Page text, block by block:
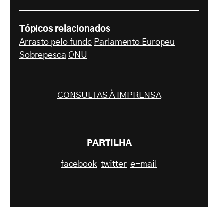
Tópicos relacionados
Arrasto pelo fundo Parlamento Europeu
Sobrepesca ONU
CONSULTAS À IMPRENSA
PARTILHA
facebook twitter e-mail